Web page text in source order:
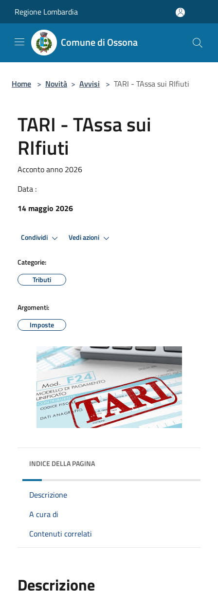
Regione Lombardia
Comune di Ossona
Home > Novità > Avvisi > TARI - TAssa sui RIfiuti
TARI - TAssa sui
RIfiuti
Acconto anno 2026
Data :
14 maggio 2026
Condividi Vedi azioni
Categorie:
Tributi
Argomenti:
Imposte
INDICE DELLA PAGINA
Descrizione
A cura di
Contenuti correlati
Descrizione